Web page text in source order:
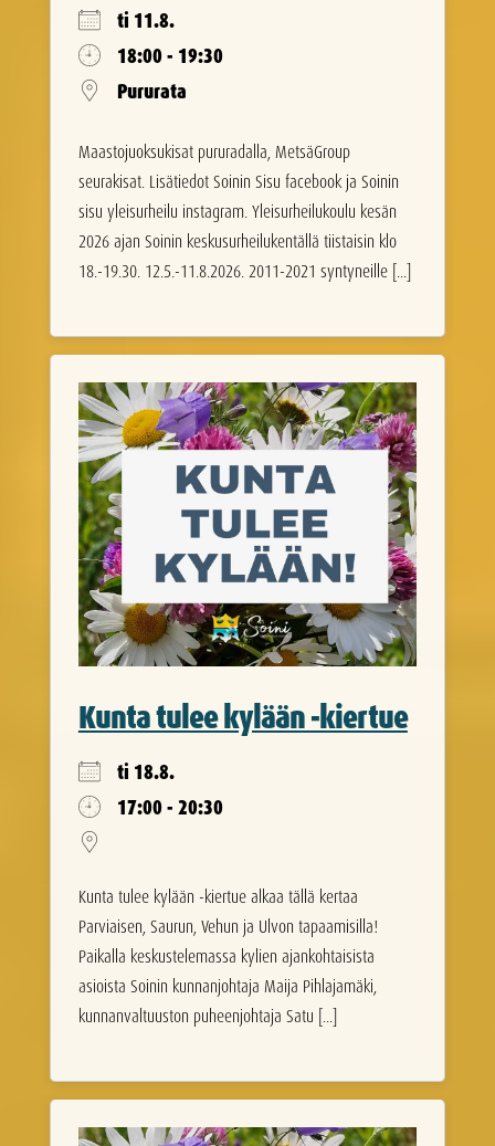
ti 11.8.
18:00 - 19:30
Pururata
Maastojuoksukisat pururadalla, MetsäGroup
seurakisat. Lisätiedot Soinin Sisu facebook ja Soinin
sisu yleisurheilu instagram. Yleisurheilukoulu kesän
2026 ajan Soinin keskusurheilukentällä tiistaisin klo
18.-19.30. 12.5.-11.8.2026. 2011-2021 syntyneille [...]
Kunta tulee kylään -kiertue
ti 18.8.
17:00 - 20:30
Kunta tulee kylään -kiertue alkaa tällä kertaa
Parviaisen, Saurun, Vehun ja Ulvon tapaamisilla!
Paikalla keskustelemassa kylien ajankohtaisista
asioista Soinin kunnanjohtaja Maija Pihlajamäki,
kunnanvaltuuston puheenjohtaja Satu [...]